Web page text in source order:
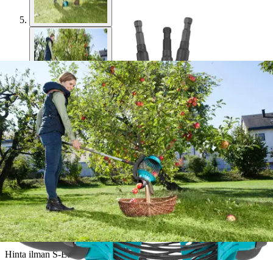
Gardena
Gardena combisystem
omenankerääjä
55,05 €
Asiakasomistajahinta
Hinta ilman S-Etukorttia: 57,95 €